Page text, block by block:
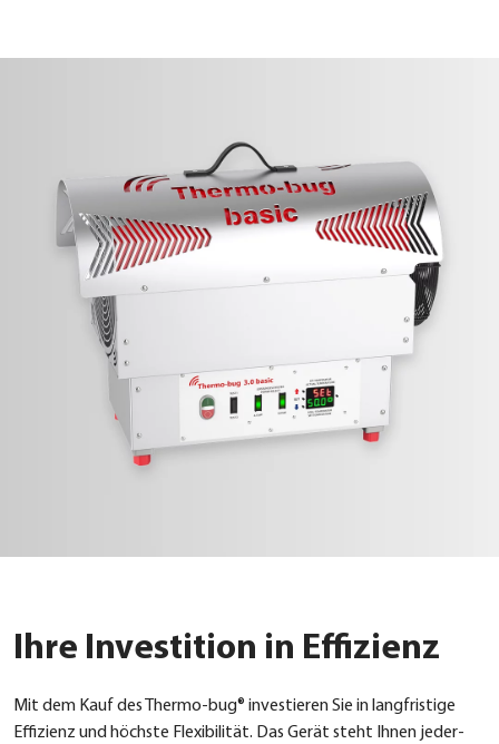
Ihre Investition in Effizienz
Mit dem Kauf des Ther­mo-bug® inves­tie­ren Sie in lang­fris­ti­ge
Effi­zi­enz und höchs­te Fle­xi­bi­li­tät. Das Gerät steht Ihnen jeder­